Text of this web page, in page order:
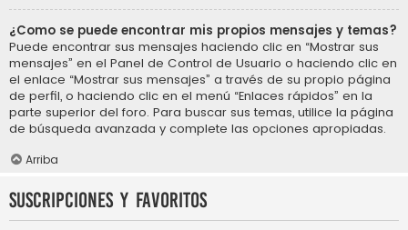
¿Como se puede encontrar mis propios mensajes y temas?
Puede encontrar sus mensajes haciendo clic en “Mostrar sus
mensajes” en el Panel de Control de Usuario o haciendo clic en
el enlace “Mostrar sus mensajes” a través de su propio página
de perfil, o haciendo clic en el menú “Enlaces rápidos” en la
parte superior del foro. Para buscar sus temas, utilice la página
de búsqueda avanzada y complete las opciones apropiadas.
Arriba
Suscripciones y Favoritos